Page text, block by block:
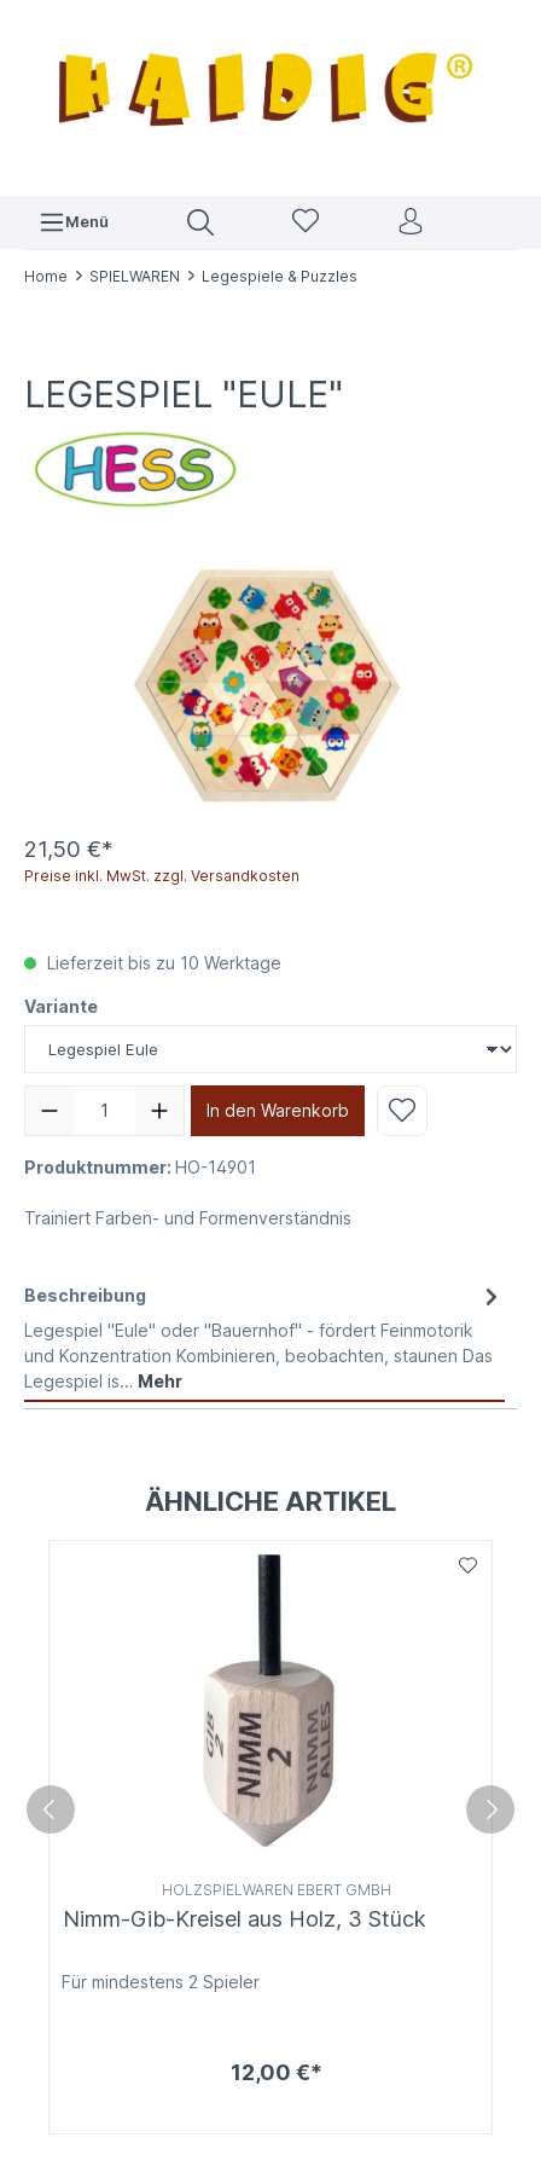
Menü
Home SPIELWAREN Legespiele & Puzzles
LEGESPIEL "EULE"
21,50 €*
Preise inkl. MwSt. zzgl. Versandkosten
Lieferzeit bis zu 10 Werktage
Variante
In den Warenkorb
Produktnummer: HO-14901
Trainiert Farben- und Formenverständnis
Beschreibung
Legespiel "Eule" oder "Bauernhof" - fördert Feinmotorik
und Konzentration Kombinieren, beobachten, staunen Das
Legespiel is… Mehr
ÄHNLICHE ARTIKEL
HOLZSPIELWAREN EBERT GMBH
Nimm-Gib-Kreisel aus Holz, 3 Stück
Für mindestens 2 Spieler
12,00 €*